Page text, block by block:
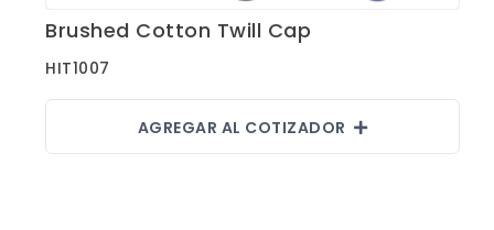
Ver Detalles
Brushed Cotton Twill Cap
HIT1007
AGREGAR AL COTIZADOR